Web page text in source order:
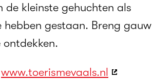
de kleinste gehuchten als
gestaan. Breng gauw
ontdekken.
www.toerismevaals.nl